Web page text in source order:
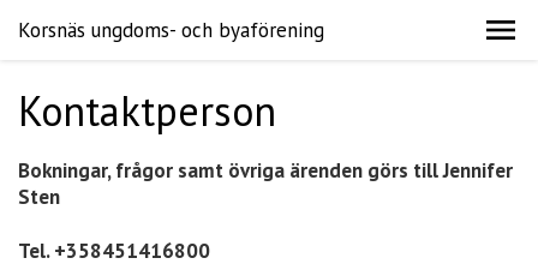
Korsnäs ungdoms- och byaförening
Kontaktperson
Bokningar, frågor samt övriga ärenden görs till Jennifer
Sten
Tel. +358451416800